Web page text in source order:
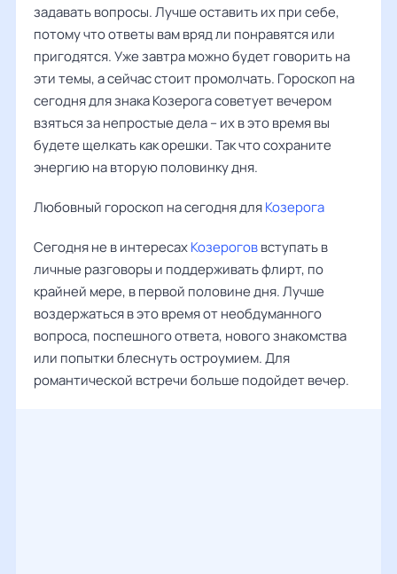
задавать вопросы. Лучше оставить их при себе,
потому что ответы вам вряд ли понравятся или
пригодятся. Уже завтра можно будет говорить на
эти темы, а сейчас стоит промолчать. Гороскоп на
сегодня для знака Козерога советует вечером
взяться за непростые дела – их в это время вы
будете щелкать как орешки. Так что сохраните
энергию на вторую половинку дня.
Любовный гороскоп на сегодня дляКозерога
Сегодня не в интересахКозероговвступать в
личные разговоры и поддерживать флирт, по
крайней мере, в первой половине дня. Лучше
воздержаться в это время от необдуманного
вопроса, поспешного ответа, нового знакомства
или попытки блеснуть остроумием. Для
романтической встречи больше подойдет вечер.